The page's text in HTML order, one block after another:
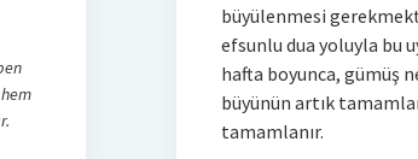
büyülenmesi
efsunlu dua yoluyla bu
hafta boyunca, gümüş
büyünün artık
tamamlanır.